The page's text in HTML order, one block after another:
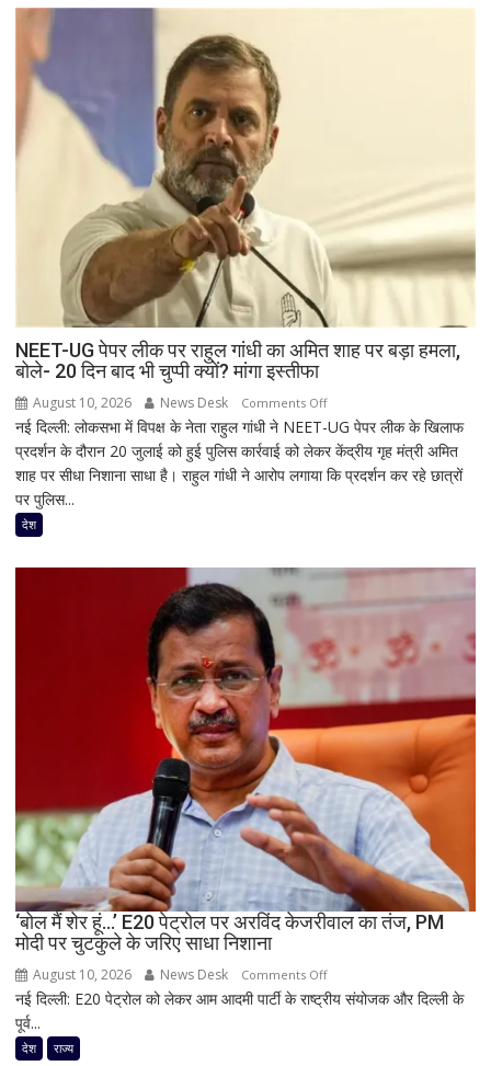
NEET-UG पेपर लीक पर राहुल गांधी का अमित शाह पर बड़ा हमला,
बोले- 20 दिन बाद भी चुप्पी क्यों? मांगा इस्तीफा
August 10, 2026 News Desk Comments Offon
NEET-
UG
पेपर
गांधी
अमित
शाह
पर
बोले-
20
दिन
भी
चुप्पी
क्यों?
मांगा
इस्तीफा
नई दिल्ली: लोकसभा में विपक्ष के नेता राहुल गांधी ने NEET-UG पेपर लीक के खिलाफ
प्रदर्शन के दौरान 20 जुलाई को हुई पुलिस कार्रवाई को लेकर केंद्रीय गृह मंत्री अमित
शाह पर सीधा निशाना साधा है। राहुल गांधी ने आरोप लगाया कि प्रदर्शन कर रहे छात्रों
पर पुलिस...
देश
‘बोल मैं शेर हूं…’ E20 पेट्रोल पर अरविंद केजरीवाल का तंज, PM
मोदी पर चुटकुले के जरिए साधा निशाना
August 10, 2026 News Desk Comments Offon
‘बोल
नई दिल्ली: E20 पेट्रोल को लेकर आम आदमी पार्टी के राष्ट्रीय संयोजक और दिल्ली के
पूर्व...
देश राज्य